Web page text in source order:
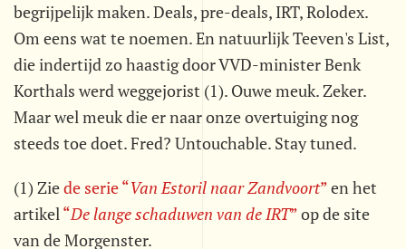
begrijpelijk maken. Deals, pre-deals, IRT, Rolodex.
Om eens wat te noemen. En natuurlijk Teeven's List,
die indertijd zo haastig door VVD-minister Benk
Korthals werd weggejorist (1). Ouwe meuk. Zeker.
Maar wel meuk die er naar onze overtuiging nog
steeds toe doet. Fred? Untouchable. Stay tuned.
(1) Ziede serie “Van Estoril naar Zandvoort”en het
artikel“De lange schaduwen van de IRT”op de site
van de Morgenster.